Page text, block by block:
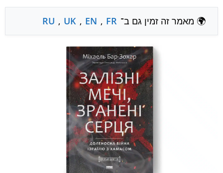
🌍 מאמר זה זמין גם ב־ RU , UK , EN , FR